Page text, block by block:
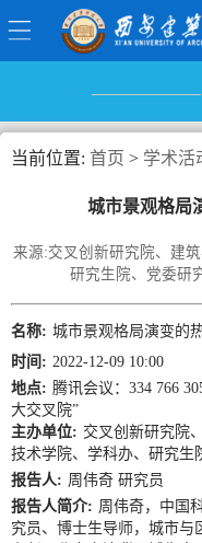
当前位置: 首页 > 学术活
城市景观格局
来源:交叉创新研究院、建
研究生院、党委研
名称: 城市景观格局演变的
时间: 2022-12-09 10:00
地点: 腾讯会议：334 766
大交叉院”
主办单位: 交叉创新研究院
技术学院、学科办、研究生
报告人: 周伟奇 研究员
报告人简介: 周伟奇，中国
究员、博士生导师，城市与